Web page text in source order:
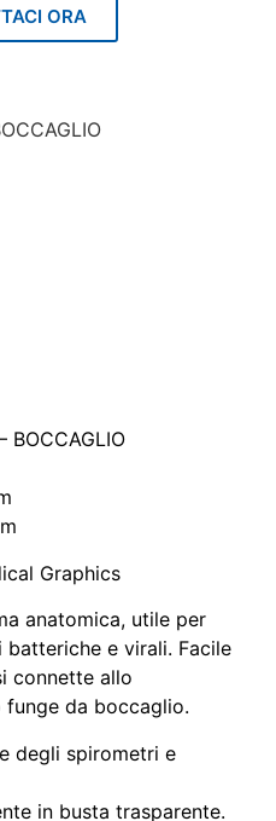
ORA
BOCCAGLIO
Graphics
anatomica, utile per
e virali. Facile
connette allo
funge da boccaglio.
degli spirometri e
in busta trasparente.